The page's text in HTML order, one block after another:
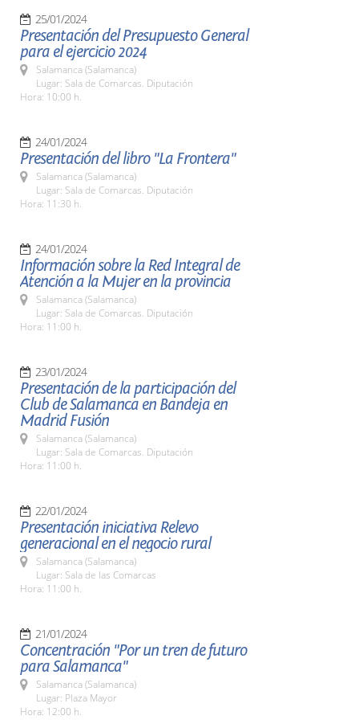
25/01/2024
Presentación del Presupuesto General
para el ejercicio 2024
Salamanca (Salamanca)
Lugar: Sala de Comarcas. Diputación
Hora: 10:00 h.
24/01/2024
Presentación del libro "La Frontera"
Salamanca (Salamanca)
Lugar: Sala de Comarcas. Diputación
Hora: 11:30 h.
24/01/2024
Información sobre la Red Integral de
Atención a la Mujer en la provincia
Salamanca (Salamanca)
Lugar: Sala de Comarcas. Diputación
Hora: 11:00 h.
23/01/2024
Presentación de la participación del
Club de Salamanca en Bandeja en
Madrid Fusión
Salamanca (Salamanca)
Lugar: Sala de Comarcas. Diputación
Hora: 11:00 h.
22/01/2024
Presentación iniciativa Relevo
generacional en el negocio rural
Salamanca (Salamanca)
Lugar: Sala de las Comarcas
Hora: 11:00 h.
21/01/2024
Concentración "Por un tren de futuro
para Salamanca"
Salamanca (Salamanca)
Lugar: Plaza Mayor
Hora: 12:00 h.